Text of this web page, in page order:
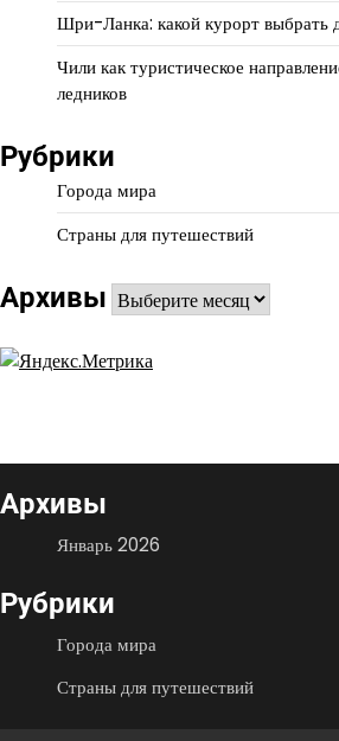
Шри-Ланка: какой курорт выбрать
Чили как туристическое
ледников
Рубрики
Города мира
Страны для путешествий
Архивы Архивы
Архивы
Январь 2026
Рубрики
Города мира
Страны для путешествий